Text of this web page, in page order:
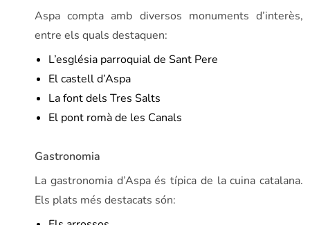
Aspa compta amb diversos monuments d’interès,
entre els quals destaquen:
L’església parroquial de Sant Pere
El castell d’Aspa
La font dels Tres Salts
El pont romà de les Canals
Gastronomia
La gastronomia d’Aspa és típica de la cuina catalana.
Els plats més destacats són: